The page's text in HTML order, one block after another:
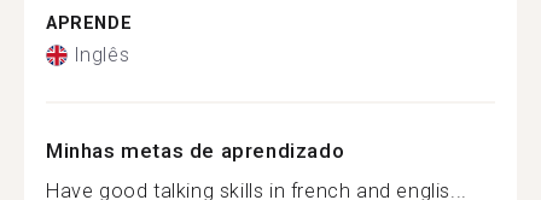
APRENDE
Inglês
Minhas metas de aprendizado
Have good talking skills in french and englis...